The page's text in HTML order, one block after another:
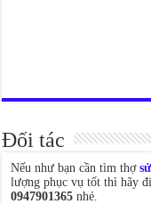
Đối tác
Nếu như bạn cần tìm thợ
lượng phục vụ tốt thì hãy
0947901365 nhé.